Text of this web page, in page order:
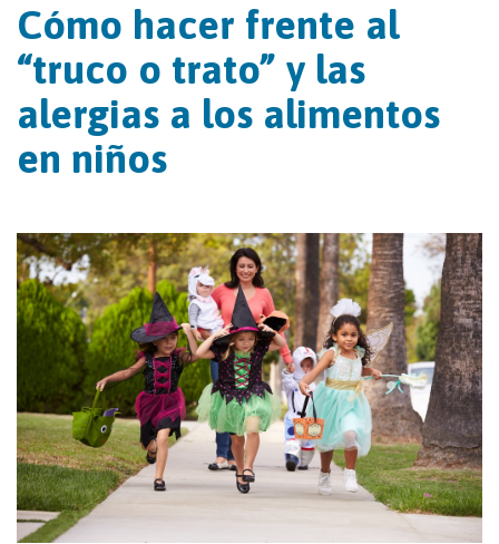
Cómo hacer frente al
“truco o trato” y las
alergias a los alimentos
en niños